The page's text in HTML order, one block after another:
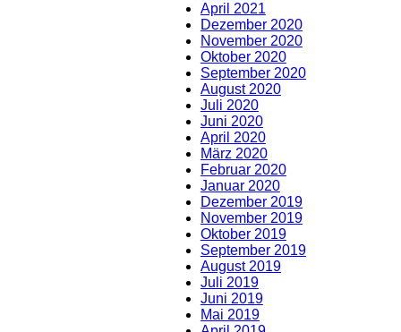
April 2021
Dezember 2020
November 2020
Oktober 2020
September 2020
August 2020
Juli 2020
Juni 2020
April 2020
März 2020
Februar 2020
Januar 2020
Dezember 2019
November 2019
Oktober 2019
September 2019
August 2019
Juli 2019
Juni 2019
Mai 2019